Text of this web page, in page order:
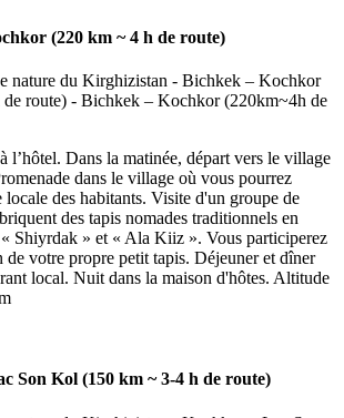
(220 km ~ 4 h de route)
l’hôtel. Dans la matinée, départ vers le village
dans le village où vous pourrez
locale des habitants. Visite d'un groupe de
des tapis nomades traditionnels en
« Shiyrdak » et « Ala Kiiz ». Vous participerez
de votre propre petit tapis. Déjeuner et dîner
local. Nuit dans la maison d'hôtes. Altitude
Son Kol (150 km ~ 3-4 h de route)